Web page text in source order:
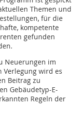
Themen und
für die
kompetente
gefunden
Neuerungen im
Verlegung wird es
Beitrag zu
Gebäudetyp-E-
Regeln der